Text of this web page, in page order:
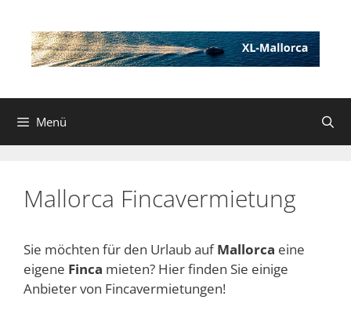
Inhalt
springen
Menü
Mallorca Fincavermietung
Sie möchten für den Urlaub aufMallorca eine
eigene Finca mieten? Hier finden Sie einige
Anbieter von Fincavermietungen!